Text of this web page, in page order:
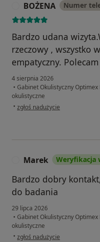
BOŻENA Numer
Bardzo udana
rzeczowy , wszystko
empatyczny.
4 sierpnia 2026
• Gabinet Okulistyczny Optimex
okulistyczne
• w opinii użytkownika BOŻENA
zgłoś nadużycie
Marek Weryfikacja
Bardzo dobry
do badania
29 lipca 2026
• Gabinet Okulistyczny Optimex
okulistyczne
• w opinii użytkownika Marek
zgłoś nadużycie